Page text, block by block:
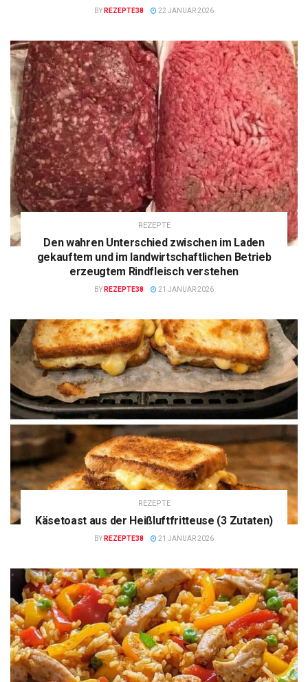
BY REZEPTE38 22 JANUAR 2026
REZEPTE
Den wahren Unterschied zwischen im Laden
gekauftem und im landwirtschaftlichen Betrieb
erzeugtem Rindfleisch verstehen
BY REZEPTE38 21 JANUAR 2026
REZEPTE
Käsetoast aus der Heißluftfritteuse (3 Zutaten)
BY REZEPTE38 21 JANUAR 2026